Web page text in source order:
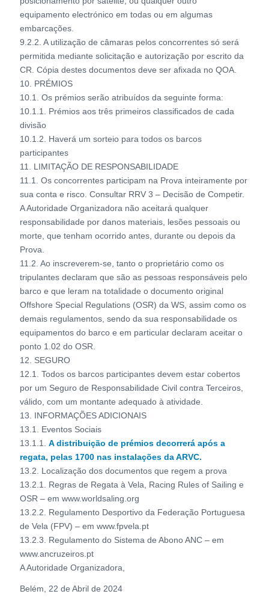
equipamento electrónico em todas ou em algumas
embarcações.
9.2.2. A utilização de câmaras pelos concorrentes só será
permitida mediante solicitação e autorização por escrito da
CR. Cópia destes documentos deve ser afixada no QOA.
10. PRÉMIOS
10.1. Os prémios serão atribuídos da seguinte forma:
10.1.1. Prémios aos três primeiros classificados de cada
divisão
10.1.2. Haverá um sorteio para todos os barcos
participantes
11. LIMITAÇÃO DE RESPONSABILIDADE
11.1. Os concorrentes participam na Prova inteiramente por
sua conta e risco. Consultar RRV 3 – Decisão de Competir.
A Autoridade Organizadora não aceitará qualquer
responsabilidade por danos materiais, lesões pessoais ou
morte, que tenham ocorrido antes, durante ou depois da
Prova.
11.2. Ao inscreverem-se, tanto o proprietário como os
tripulantes declaram que são as pessoas responsáveis pelo
barco e que leram na totalidade o documento original
Offshore Special Regulations (OSR) da WS, assim como os
demais regulamentos, sendo da sua responsabilidade os
equipamentos do barco e em particular declaram aceitar o
ponto 1.02 do OSR.
12. SEGURO
12.1. Todos os barcos participantes devem estar cobertos
por um Seguro de Responsabilidade Civil contra Terceiros,
válido, com um montante adequado à atividade.
13. INFORMAÇÕES ADICIONAIS
13.1. Eventos Sociais
13.1.1. A distribuição de prémios decorrerá após a
regata, pelas 1700 nas instalações daARVC.
13.2. Localização dos documentos que regem a prova
13.2.1. Regras de Regata à Vela, Racing Rules of Sailing e
OSR – em www.worldsaling.org
13.2.2. Regulamento Desportivo da Federação Portuguesa
de Vela (FPV) – em www.fpvela.pt
13.2.3. Regulamento do Sistema de Abono ANC – em
www.ancruzeiros.pt
A Autoridade Organizadora,
Belém, 22 de Abril de 2024